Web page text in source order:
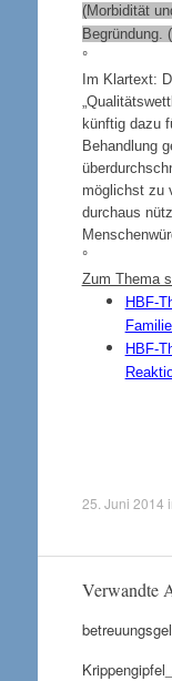
(Morbidität
Begründung.
°
Im Klartext:
künftig dazu
Behandlung
möglichst zu
durchaus
°
Zum Thema
HBF-
HBF-
25. Juni 2014
Verwandte